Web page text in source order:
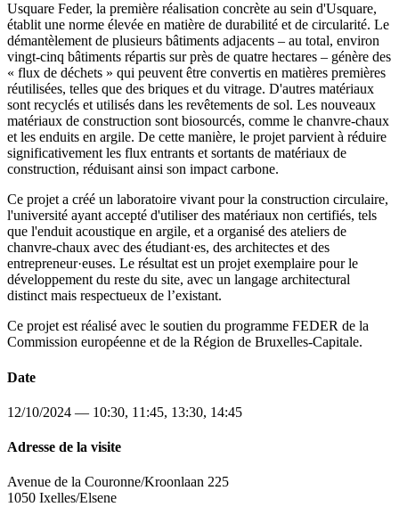
Usquare Feder, la première réalisation concrète au sein d'Usquare,
établit une norme élevée en matière de durabilité et de circularité. Le
démantèlement de plusieurs bâtiments adjacents – au total, environ
vingt-cinq bâtiments répartis sur près de quatre hectares – génère des
« flux de déchets » qui peuvent être convertis en matières premières
réutilisées, telles que des briques et du vitrage. D'autres matériaux
sont recyclés et utilisés dans les revêtements de sol. Les nouveaux
matériaux de construction sont biosourcés, comme le chanvre-chaux
et les enduits en argile. De cette manière, le projet parvient à réduire
significativement les flux entrants et sortants de matériaux de
construction, réduisant ainsi son impact carbone.
Ce projet a créé un laboratoire vivant pour la construction circulaire,
l'université ayant accepté d'utiliser des matériaux non certifiés, tels
que l'enduit acoustique en argile, et a organisé des ateliers de
chanvre-chaux avec des étudiant·es, des architectes et des
entrepreneur·euses. Le résultat est un projet exemplaire pour le
développement du reste du site, avec un langage architectural
distinct mais respectueux de l’existant.
Ce projet est réalisé avec le soutien du programme FEDER de la
Commission européenne et de la Région de Bruxelles-Capitale.
Date
12/10/2024 — 10:30, 11:45, 13:30, 14:45
Adresse de la visite
Avenue de la Couronne/Kroonlaan 225
1050 Ixelles/Elsene